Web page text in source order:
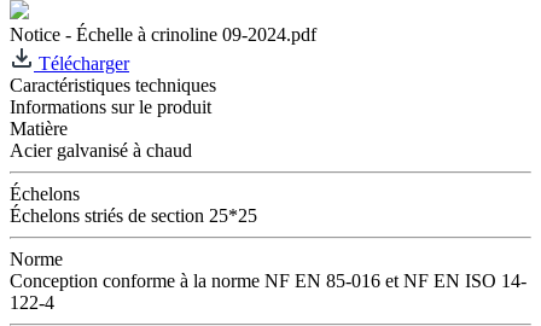
Notice - Échelle à crinoline 09-2024.pdf
Télécharger
Caractéristiques techniques
Informations sur le produit
Matière
Acier galvanisé à chaud
Échelons
Échelons striés de section 25*25
Norme
Conception conforme à la norme NF EN 85-016 et NF EN ISO 14-
122-4